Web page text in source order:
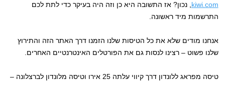
kiwi.com , נכון? אז התשובה היא כן וזה היה בעיקר כדי לתת לכם
התרשמות מיד ראשונה.
אנחנו מודים שלא את כל הטיסות שלנו הזמנו דרך האתר הזה והתירוץ
שלנו פשוט – רצינו לנסות גם את הפורטלים האינטרנטיים האחרים.
טיסה מפראג ללונדון דרך קיווי עלתה 25 אירו וטיסה מלונדון לברצלונה –